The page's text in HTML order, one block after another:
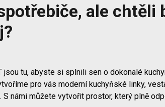
ale chtěli
jsou tu, abyste si splnili sen o dokonalé
pro vás moderní kuchyňské linky,
námi můžete vytvořit prostor, který plně